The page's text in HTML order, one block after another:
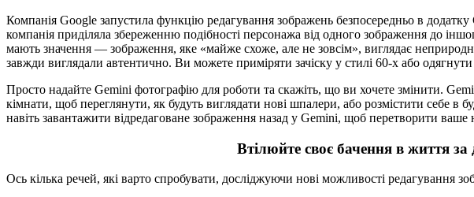
Компанія Google запустила функцію редагування зображень безпосередньо в
компанія приділяла збереженню подібності персонажа від одного зображення до
мають значення — зображення, яке «майже схоже, але не зовсім», виглядає
завжди виглядали автентично. Ви можете приміряти зачіску у стилі 60-х або
Просто надайте Gemini фотографію для роботи та скажіть, що ви хочете змінити.
кімнати, щоб переглянути, як будуть виглядати нові шпалери, або розмістити себе в
навіть завантажити відредаговане зображення назад у Gemini, щоб перетворити ваше
Втілюйте своє бачення в життя
Ось кілька речей, які варто спробувати, досліджуючи нові можливості редагування